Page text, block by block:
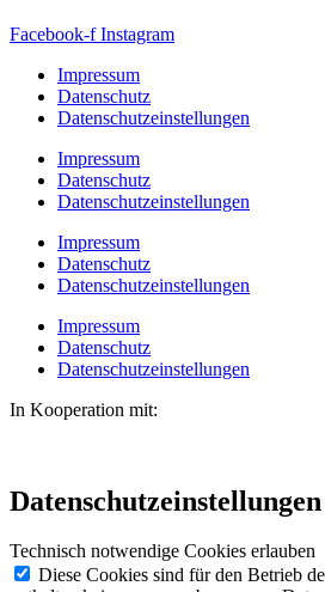
Facebook-f Instagram
Impressum
Datenschutz
Datenschutzeinstellungen
Impressum
Datenschutz
Datenschutzeinstellungen
Impressum
Datenschutz
Datenschutzeinstellungen
Impressum
Datenschutz
Datenschutzeinstellungen
In Kooperation mit:
Datenschutzeinstellungen
Technisch notwendige Cookies erlauben
Diese Cookies sind für den Betrieb